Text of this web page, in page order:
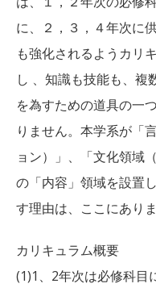
に、２，３，４年次に
も強化されるようカリ
し 、知識も技能も、複
を為すための道具の一
りません。本学系が「
ョン）」、「文化領域
の「内容」領域を設置
す理由は、ここにありま
カリキュラム概要
(1)1、2年次は必修科目